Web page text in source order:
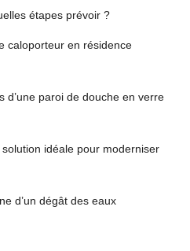
étapes prévoir ?
caloporteur en résidence
d’une paroi de douche en verre
idéale pour moderniser
d’un dégât des eaux